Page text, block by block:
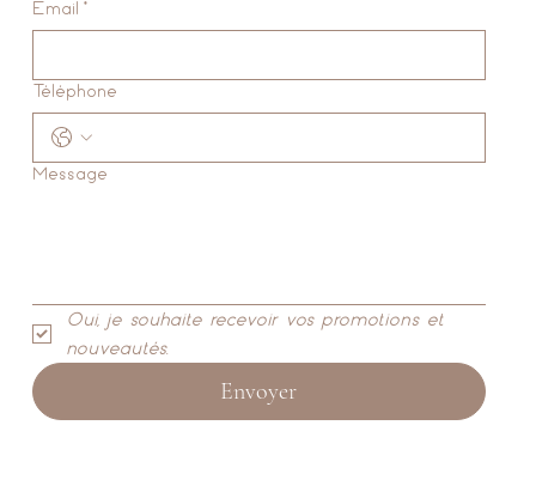
Email *
Téléphone
Message
Oui, je souhaite recevoir vos promotions et
nouveautés.
Envoyer